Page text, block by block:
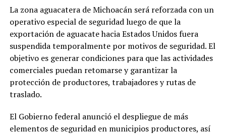
La zona aguacatera de Michoacán será reforzada con un
operativo especial de seguridad luego de que la
exportación de aguacate hacia Estados Unidos fuera
suspendida temporalmente por motivos de seguridad. El
objetivo es generar condiciones para que las actividades
comerciales puedan retomarse y garantizar la
protección de productores, trabajadores y rutas de
traslado.
El Gobierno federal anunció el despliegue de más
elementos de seguridad en municipios productores, así